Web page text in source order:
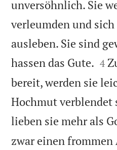
unversöhnlich. Sie
verleumden und
ausleben. Sie sind
hassen das Gute. 

4
bereit, werden sie
Hochmut verblendet
lieben sie mehr als
zwar einen frommen